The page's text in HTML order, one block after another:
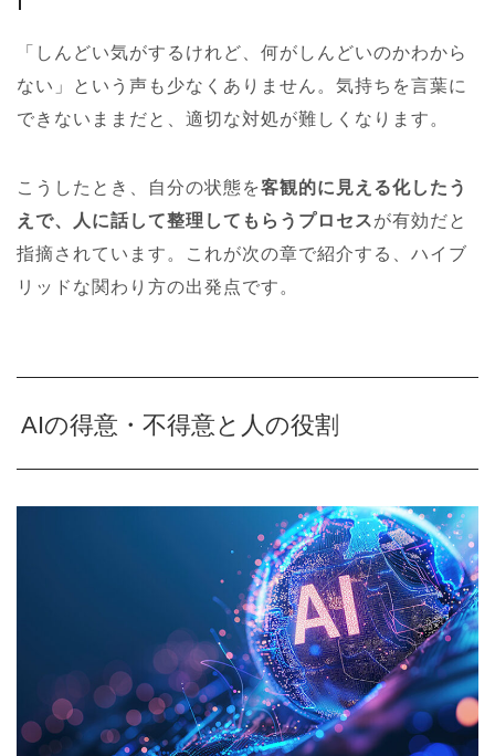
「しんどい気がするけれど、何がしんどいのかわから
ない」という声も少なくありません。気持ちを言葉に
できないままだと、適切な対処が難しくなります。
こうしたとき、自分の状態を客観的に見える化したう
えで、人に話して整理してもらうプロセスが有効だと
指摘されています。これが次の章で紹介する、ハイブ
リッドな関わり方の出発点です。
AIの得意・不得意と人の役割